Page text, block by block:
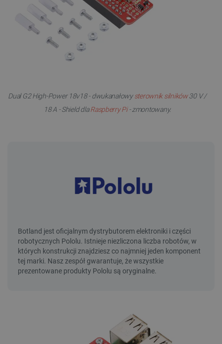
Dual G2 High-Power 18v18 - dwukanałowysterownik silników30 V /
18 A - Shield dlaRaspberry Pi- zmontowany.